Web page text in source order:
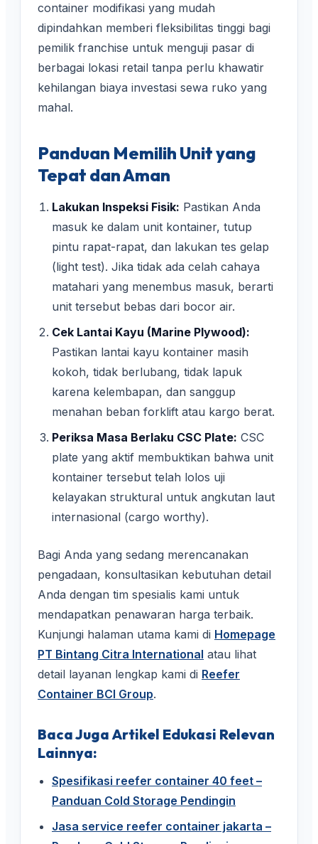
container modifikasi yang mudah
dipindahkan memberi fleksibilitas tinggi bagi
pemilik franchise untuk menguji pasar di
berbagai lokasi retail tanpa perlu khawatir
kehilangan biaya investasi sewa ruko yang
mahal.
Panduan Memilih Unit yang
Tepat dan Aman
Lakukan Inspeksi Fisik: Pastikan Anda
masuk ke dalam unit kontainer, tutup
pintu rapat-rapat, dan lakukan tes gelap
(light test). Jika tidak ada celah cahaya
matahari yang menembus masuk, berarti
unit tersebut bebas dari bocor air.
Cek Lantai Kayu (Marine Plywood):
Pastikan lantai kayu kontainer masih
kokoh, tidak berlubang, tidak lapuk
karena kelembapan, dan sanggup
menahan beban forklift atau kargo berat.
Periksa Masa Berlaku CSC Plate: CSC
plate yang aktif membuktikan bahwa unit
kontainer tersebut telah lolos uji
kelayakan struktural untuk angkutan laut
internasional (cargo worthy).
Bagi Anda yang sedang merencanakan
pengadaan, konsultasikan kebutuhan detail
Anda dengan tim spesialis kami untuk
mendapatkan penawaran harga terbaik.
Kunjungi halaman utama kami di Homepage
PT Bintang Citra International atau lihat
detail layanan lengkap kami di Reefer
Container BCI Group.
Baca Juga Artikel Edukasi Relevan
Lainnya:
Spesifikasi reefer container 40 feet –
Panduan Cold Storage Pendingin
Jasa service reefer container jakarta –